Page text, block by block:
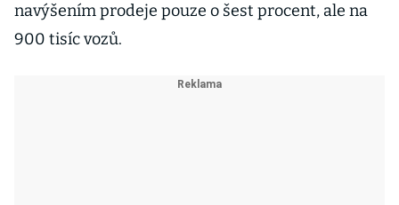
navýšením prodeje pouze o šest procent, ale na
900 tisíc vozů.